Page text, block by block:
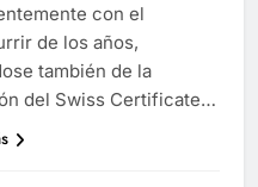
con el
de los años,
también de la
del Swiss Certificate…